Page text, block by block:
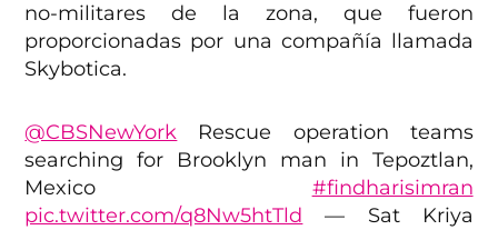
no-militares de la zona, que fueron
proporcionadas por una compañía llamada
Skybotica.
@CBSNewYork Rescue operation teams
searching for Brooklyn man in Tepoztlan,
Mexico #findharisimran
pic.twitter.com/q8Nw5htTld — Sat Kriya